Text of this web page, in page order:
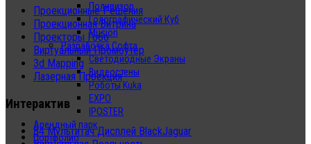
Поливизор
Голографический Куб
Musion
Разработка Софта
Светодиодные Экраны
Видеостены
Роботы Kuka
EXPO
IPOSTER
Арендный парк
Портфолио
Проекционные Решения
Проекционная Витрина
Проекторы Гобо
Виртуальный Промоутер
3d Mapping
Лазерная Проекция
Интерактив
84 Мультитач Дисплей BlackJaguar